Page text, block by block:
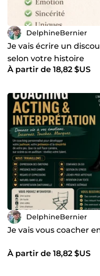
DelphineBernier
Je vais écrire un
selon votre histoire
À partir de 18,82 $US
DelphineBernier
Je vais vous coacher
À partir de 18,82 $US